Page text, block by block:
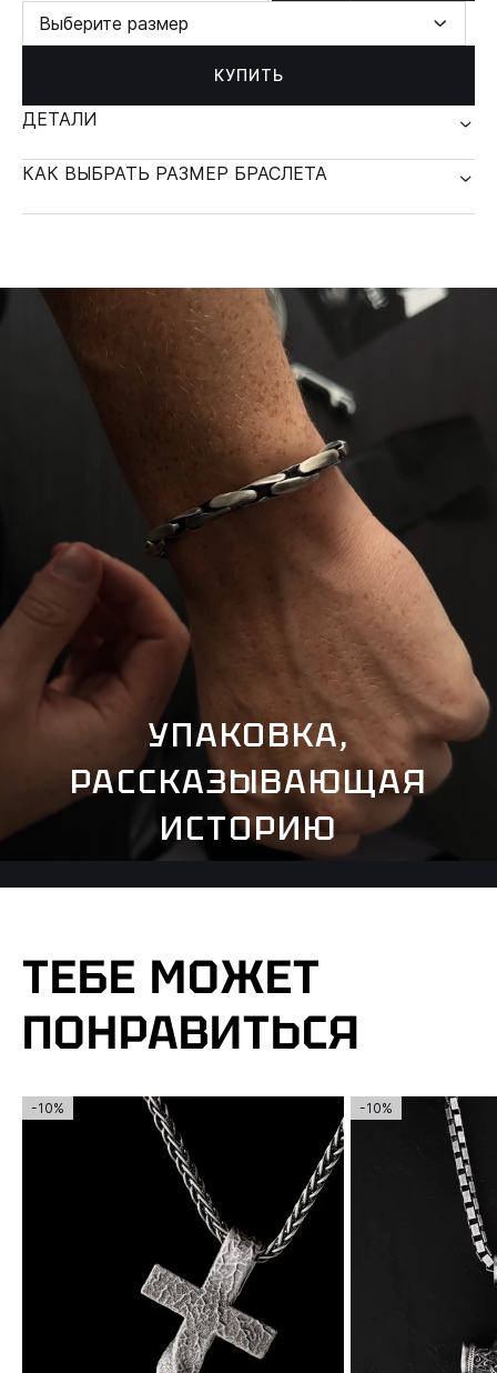
Выберите размер
КУПИТЬ
ДЕТАЛИ
КАК ВЫБРАТЬ РАЗМЕР БРАСЛЕТА
УПАКОВКА,
РАССКАЗЫВАЮЩАЯ
ИСТОРИЮ
ТЕБЕ МОЖЕТ
ПОНРАВИТЬСЯ
-10% -10%